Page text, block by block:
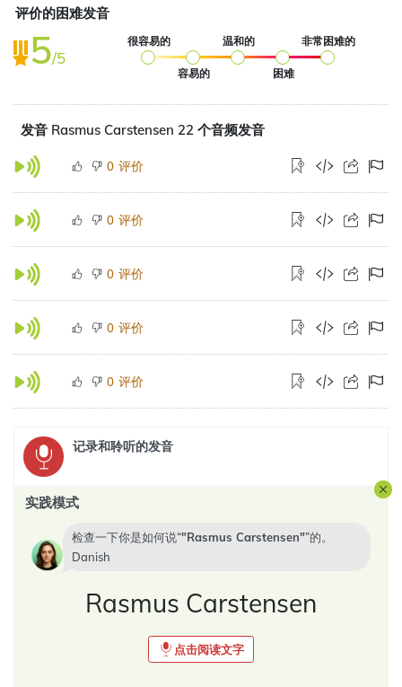
评价的困难发音
5/5
很容易的
容易的
温和的
困难
非常困难的
发音 Rasmus Carstensen 22 个音频发音
0 评价
0 评价
0 评价
0 评价
0 评价
记录和聆听的发音
实践模式
检查一下你是如何说“ Rasmus Carstensen ”的。
Danish
Rasmus Carstensen
点击阅读文字